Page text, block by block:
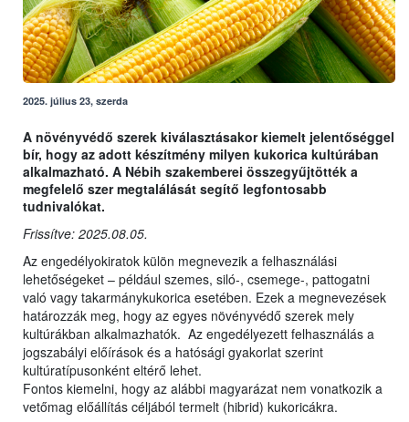
2025. július 23, szerda
A növényvédő szerek kiválasztásakor kiemelt jelentőséggel
bír, hogy az adott készítmény milyen kukorica kultúrában
alkalmazható. A Nébih szakemberei összegyűjtötték a
megfelelő szer megtalálását segítő legfontosabb
tudnivalókat.
Frissítve: 2025.08.05.
Az engedélyokiratok külön megnevezik a felhasználási
lehetőségeket – például szemes, siló-, csemege-, pattogatni
való vagy takarmánykukorica esetében. Ezek a megnevezések
határozzák meg, hogy az egyes növényvédő szerek mely
kultúrákban alkalmazhatók. Az engedélyezett felhasználás a
jogszabályi előírások és a hatósági gyakorlat szerint
kultúratípusonként eltérő lehet.
Fontos kiemelni, hogy az alábbi magyarázat nem vonatkozik a
vetőmag előállítás céljából termelt (hibrid) kukoricákra.